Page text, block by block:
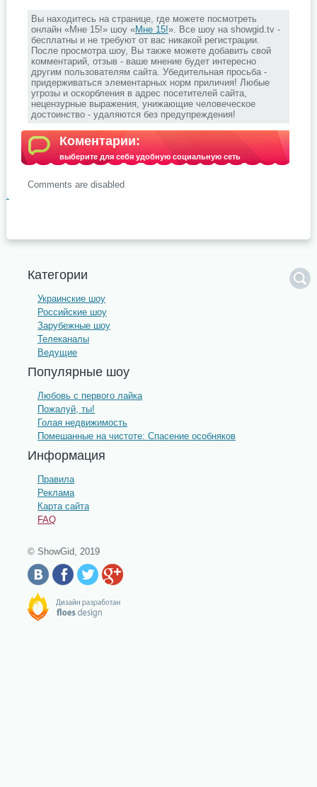
Вы находитесь на странице, где можете посмотреть
онлайн «Мне 15!» шоу «Мне 15!». Все шоу на showgid.tv -
бесплатны и не требуют от вас никакой регистрации.
После просмотра шоу, Вы также можете добавить свой
комментарий, отзыв - ваше мнение будет интересно
другим пользователям сайта. Убедительная просьба -
придерживаться элементарных норм приличия! Любые
угрозы и оскорбления в адрес посетителей сайта,
нецензурные выражения, унижающие человеческое
достоинство - удаляются без предупреждения!
Коментарии:
выберите для себя удобную социальную сеть
Comments are disabled
.
Категории
Украинские шоу
Российские шоу
Зарубежные шоу
Телеканалы
Ведущие
Популярные шоу
Любовь с первого лайка
Пожалуй, ты!
Голая недвижимость
Помешанные на чистоте: Спасение особняков
Информация
Правила
Реклама
Карта сайта
FAQ
© ShowGid, 2019